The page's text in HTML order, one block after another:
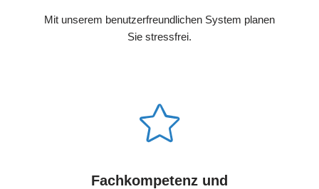
Mit unserem benutzerfreundlichen System planen
Sie stressfrei.
Fachkompetenz und